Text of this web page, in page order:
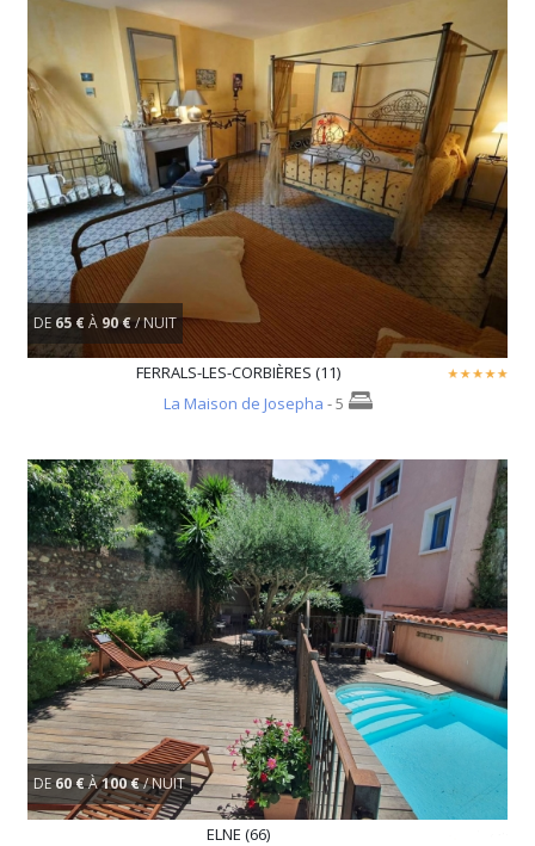
DE 65 €À 90 €/ NUIT
FERRALS-LES-CORBIÈRES (11)
La Maison de Josepha - 5
DE60 €À100 €/ NUIT
ELNE (66)